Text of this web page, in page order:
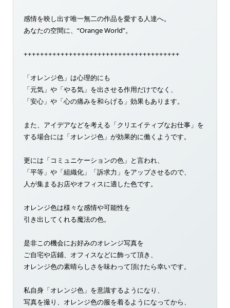
感情を映し出す唯一無二の作品を愛する人達へ。
あなたの空間に、“Orange World”。
++++++++++++++++++++++++++++++++++++++
「オレンジ色」は心理的にも
「元気」や「やる気」を出させる作用だけでなく、
「安心」や「心の痛みを和らげる」効果もあります。
また、アイデアなどを考える「クリエイティブなお仕事」を
する場合には「オレンジ色」が効果的に働くようです。
更には「コミュニケーションの色」と言われ、
「平等」や「組織化」「訴求力」をアップさせるので、
人が集まるお店やオフィスに適した色です。
オレンジ色は様々な感情や可能性を
引き出してくれる魔法の色。
是非この機会にお好みのオレンジ写真を
ご自宅や店鋪、オフィスなどに飾って頂き、
オレンジ色の素晴らしさを味わって頂けたら幸いです。
私自身「オレンジ色」を意識するようになり、
写真を撮り、オレンジ色の服を着るようになってから、